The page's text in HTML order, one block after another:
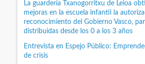
La guardería Txanogorritxu de Leioa
mejoras en la escuela infantil la
reconocimiento del Gobierno Vasco,
distribuidas desde los 0 a los 3 años
Entrevista en Espejo Público:
de crisis